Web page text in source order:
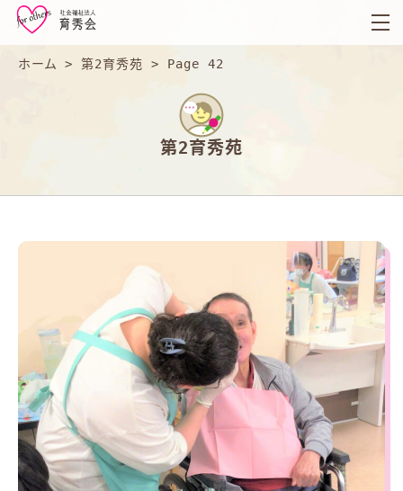
育
秀
会
ホーム > 第2育秀苑 > Page 42
第2育秀苑